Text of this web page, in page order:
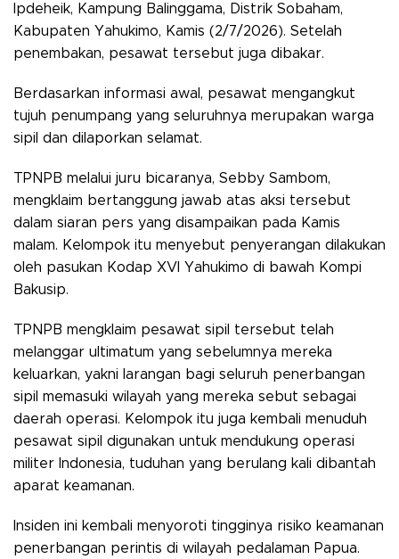
Ipdeheik, Kampung Balinggama, Distrik Sobaham,
Kabupaten Yahukimo, Kamis (2/7/2026). Setelah
penembakan, pesawat tersebut juga dibakar.
Berdasarkan informasi awal, pesawat mengangkut
tujuh penumpang yang seluruhnya merupakan warga
sipil dan dilaporkan selamat.
TPNPB melalui juru bicaranya, Sebby Sambom,
mengklaim bertanggung jawab atas aksi tersebut
dalam siaran pers yang disampaikan pada Kamis
malam. Kelompok itu menyebut penyerangan dilakukan
oleh pasukan Kodap XVI Yahukimo di bawah Kompi
Bakusip.
TPNPB mengklaim pesawat sipil tersebut telah
melanggar ultimatum yang sebelumnya mereka
keluarkan, yakni larangan bagi seluruh penerbangan
sipil memasuki wilayah yang mereka sebut sebagai
daerah operasi. Kelompok itu juga kembali menuduh
pesawat sipil digunakan untuk mendukung operasi
militer Indonesia, tuduhan yang berulang kali dibantah
aparat keamanan.
Insiden ini kembali menyoroti tingginya risiko keamanan
penerbangan perintis di wilayah pedalaman Papua.